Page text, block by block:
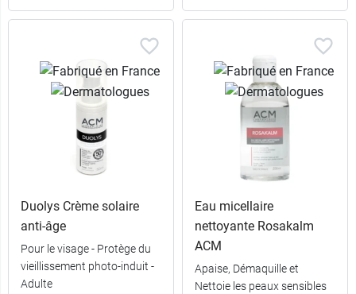
500 ml 15,89 €
Duolys Crème solaire
anti-âge
Pour le visage - Protège du
vieillissement photo-induit -
Adulte
Eau micellaire
nettoyante Rosakalm
ACM
Apaise, Démaquille et
Nettoie les peaux sensibles